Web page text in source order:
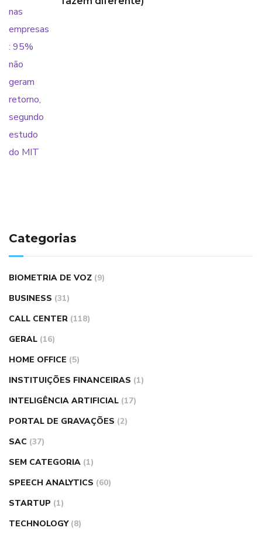
Categorias
BIOMETRIA DE VOZ (9)
BUSINESS (31)
CALL CENTER (118)
GERAL (16)
HOME OFFICE (5)
INSTITUIÇÕES FINANCEIRAS (1)
INTELIGÊNCIA ARTIFICIAL (17)
PORTAL DE GRAVAÇÕES (2)
SAC (37)
SEM CATEGORIA (1)
SPEECH ANALYTICS (60)
STARTUP (1)
TECHNOLOGY (8)